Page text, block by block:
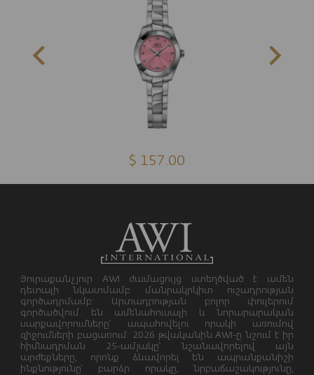
$ 157.00
Յուրաքանչյուր AWI ժամացույց ստեղծված է ամեն
դետալի նկատմամբ մանրակրկիտ ուշադրության
գործադրմամբ: Արտադրության բոլոր փուլերում
գործածվում են ամենահուսալի և նորարարական
սարքավորումները՝ ապահովելու որակի առումով
զիջումների բացառում: 2026 թվականին AWI-ը նշում է իր
հիմնադրման 25-ամյակը՝ նշանավորելով այն
արժեքները, որոնք ձևավորել են ապրանքանիշի
ինքնությունը՝ բարձր որակը, նրբաճաշակությունը,